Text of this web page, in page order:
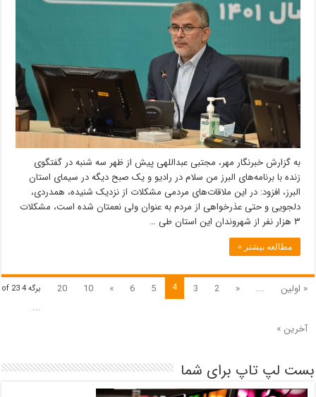
سرانه
تخت‌های
بیمارستانی
است
به گزارش خبرنگار مهر، مجتبی عبداللهی پیش از ظهر سه شنبه در گفتگوی
زنده با برنامه‌های البرز من سلام در رادیو و یک صبح دیگه در سیمای استان
البرز، افزود: در این ملاقات‌های مردمی مشکلات از نزدیک شنیده، همدردی،
دلجویی و حتی عذرخواهی از مردم به عنوان ولی نعمتان شده است، مشکلات
۳ هزار نفر از شهروندان این استان طی …
مطالعه بیشتر »
برگه 4 of 23 « اولین ...
«
2
3
4
5
6
»
10
20
...
آخرین »
بست لپ تاپ برای شما